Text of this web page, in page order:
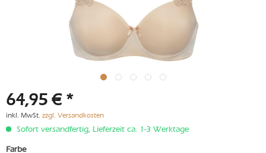
64,95 € *
inkl. MwSt. zzgl. Versandkosten
Sofort versandfertig, Lieferzeit ca. 1-3 Werktage
Farbe